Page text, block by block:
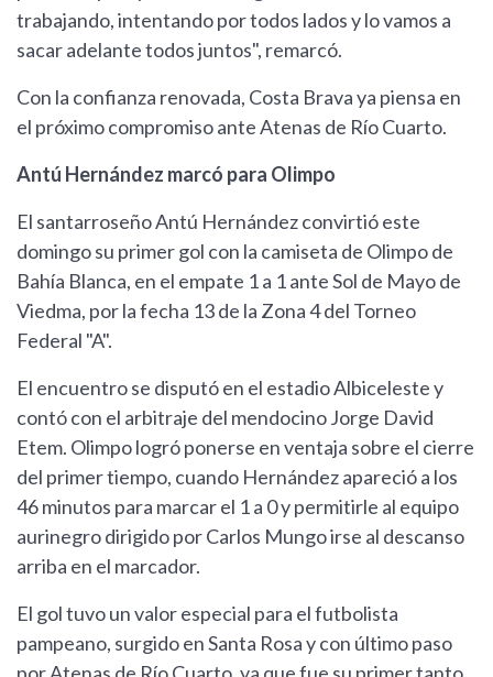
trabajando, intentando por todos lados y lo vamos a
sacar adelante todos juntos", remarcó.
Con la confianza renovada, Costa Brava ya piensa en
el próximo compromiso ante Atenas de Río Cuarto.
Antú Hernández marcó para Olimpo
El santarroseño Antú Hernández convirtió este
domingo su primer gol con la camiseta de Olimpo de
Bahía Blanca, en el empate 1 a 1 ante Sol de Mayo de
Viedma, por la fecha 13 de la Zona 4 del Torneo
Federal "A".
El encuentro se disputó en el estadio Albiceleste y
contó con el arbitraje del mendocino Jorge David
Etem. Olimpo logró ponerse en ventaja sobre el cierre
del primer tiempo, cuando Hernández apareció a los
46 minutos para marcar el 1 a 0 y permitirle al equipo
aurinegro dirigido por Carlos Mungo irse al descanso
arriba en el marcador.
El gol tuvo un valor especial para el futbolista
pampeano, surgido en Santa Rosa y con último paso